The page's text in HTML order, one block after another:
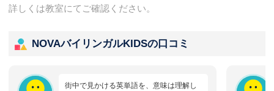
詳しくは教室にてご確認ください。
NOVAバイリンガルKIDSの口コミ
街中で見かける英単語を、意味は理解し